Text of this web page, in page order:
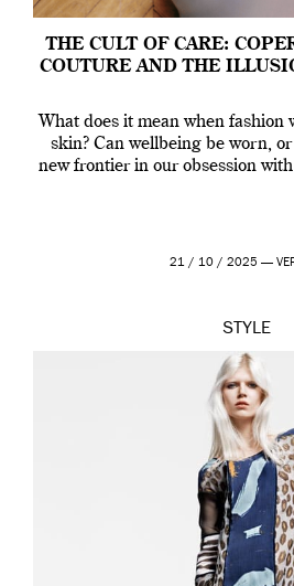
THE CULT OF CARE:
COUTURE AND THE
What does it mean when fashion
skin? Can wellbeing be worn,
new frontier in our obsession
21 / 10 / 2025 —
STYLE